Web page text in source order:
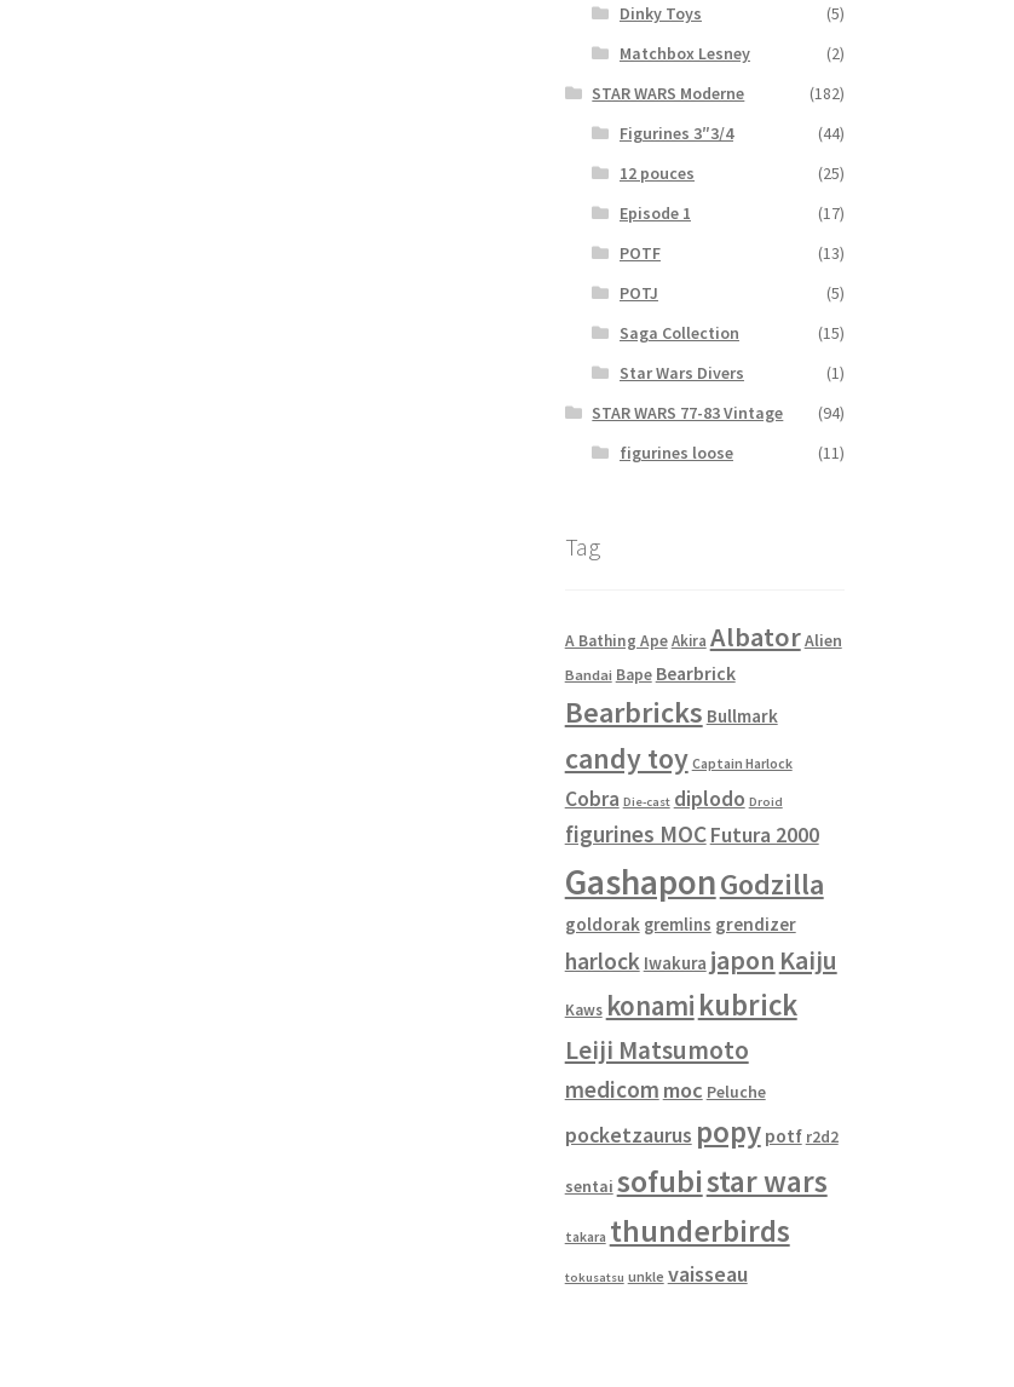
Dinky Toys
(5)
Matchbox Lesney
(2)
STAR WARS Moderne
(182)
Figurines 3″3/4
(44)
12 pouces
(25)
Episode 1
(17)
POTF
(13)
POTJ
(5)
Saga Collection
(15)
Star Wars Divers
(1)
STAR WARS 77-83 Vintage
(94)
figurines loose
(11)
Tag
A Bathing Ape Akira AlbatorAlien
Bandai Bape Bearbrick
Bearbricks Bullmark
candy toy Captain Harlock
Cobra Die-cast diplodo Droid
figurines MOCFutura 2000
GashaponGodzilla
goldorak gremlins grendizer
harlock Iwakura japon Kaiju
Kaws konami kubrick
Leiji Matsumoto
medicom moc Peluche
pocketzaurus popy potf r2d2
sentai sofubistar wars
takara thunderbirds
tokusatsu unkle vaisseau